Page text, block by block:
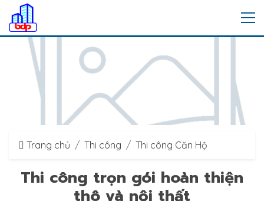
Trang chủ Thi công Thi công Căn Hộ
Thi công trọn gói hoàn thiện
thô và nội thất